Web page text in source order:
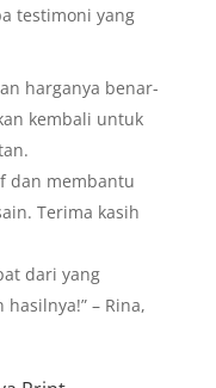
testimoni yang
harganya benar-
kembali untuk
dan membantu
Terima kasih
dari yang
– Rina,